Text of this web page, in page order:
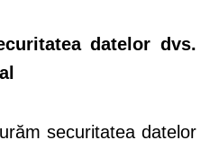
datelor dvs.
securitatea datelor